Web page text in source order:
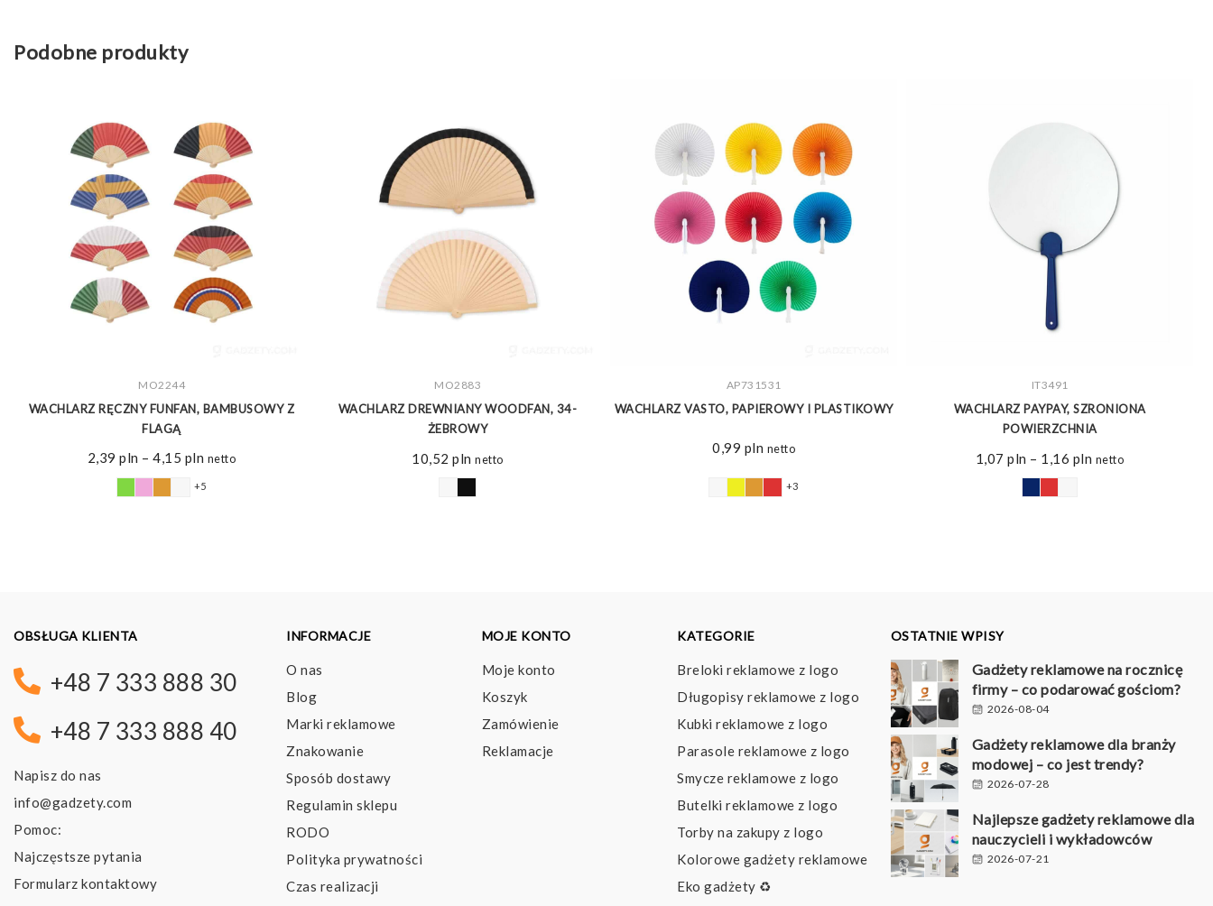
Podobne produkty
ZOBACZ WIĘCEJ
MO2244
WACHLARZ RĘCZNY FUNFAN, BAMBUSOWY Z
FLAGĄ
2,39pln – 4,15 pln Zakres
od
netto
+5
ZOBACZ WIĘCEJ
MO2883
WACHLARZ DREWNIANY WOODFAN, 34-
ŻEBROWY
10,52pln netto
ZOBACZ WIĘCEJ
AP731531
WACHLARZ VASTO, PAPIEROWY I PLASTIKOWY
0,99 pln netto
+3
ZOBACZ WIĘCEJ
IT3491
WACHLARZ PAYPAY, SZRONIONA
POWIERZCHNIA
1,07pln – 1,16 pln Zakres
netto
OBSŁUGA KLIENTA
+48 7 333 888 30
+48 7 333 888 40
Napisz do nas
info@gadzety.com
Pomoc:
Najczęstsze pytania
Formularz kontaktowy
INFORMACJE
O nas
Blog
Marki reklamowe
Znakowanie
Sposób dostawy
Regulamin sklepu
RODO
Polityka prywatności
Czas realizacji
MOJE KONTO
Moje konto
Koszyk
Zamówienie
Reklamacje
KATEGORIE
Breloki reklamowe z logo
Długopisy reklamowe z logo
Kubki reklamowe z logo
Parasole reklamowe z logo
Smycze reklamowe z logo
Butelki reklamowe z logo
Torby na zakupy z logo
Kolorowe gadżety reklamowe
Eko gadżety ♻️
OSTATNIE WPISY
Gadżety reklamowe na rocznicę
firmy – co podarować gościom?
2026-08-04
Gadżety reklamowe dla branży
modowej – co jest trendy?
2026-07-28
Najlepsze gadżety reklamowe dla
nauczycieli i wykładowców
2026-07-21